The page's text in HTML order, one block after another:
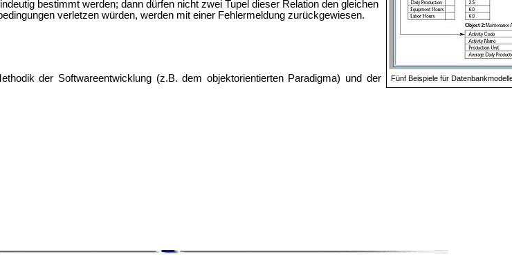
Fünf Beispiele für
bestimmt werden; dann dürfen nicht zwei Tupel dieser Relation den gleichen
verletzen würden, werden mit einer Fehlermeldung zurückgewiesen.
der Softwareentwicklung (z.B. dem objektorientierten Paradigma) und der